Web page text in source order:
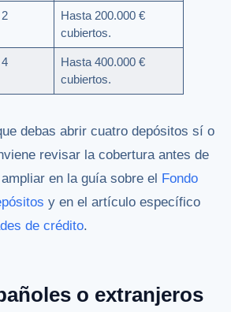
Hasta 200.000 €
cubiertos.
Hasta 400.000 €
cubiertos.
debas abrir cuatro depósitos sí o
revisar la cobertura antes de
en la guía sobre el Fondo
y en el artículo específico
de crédito.
o extranjeros